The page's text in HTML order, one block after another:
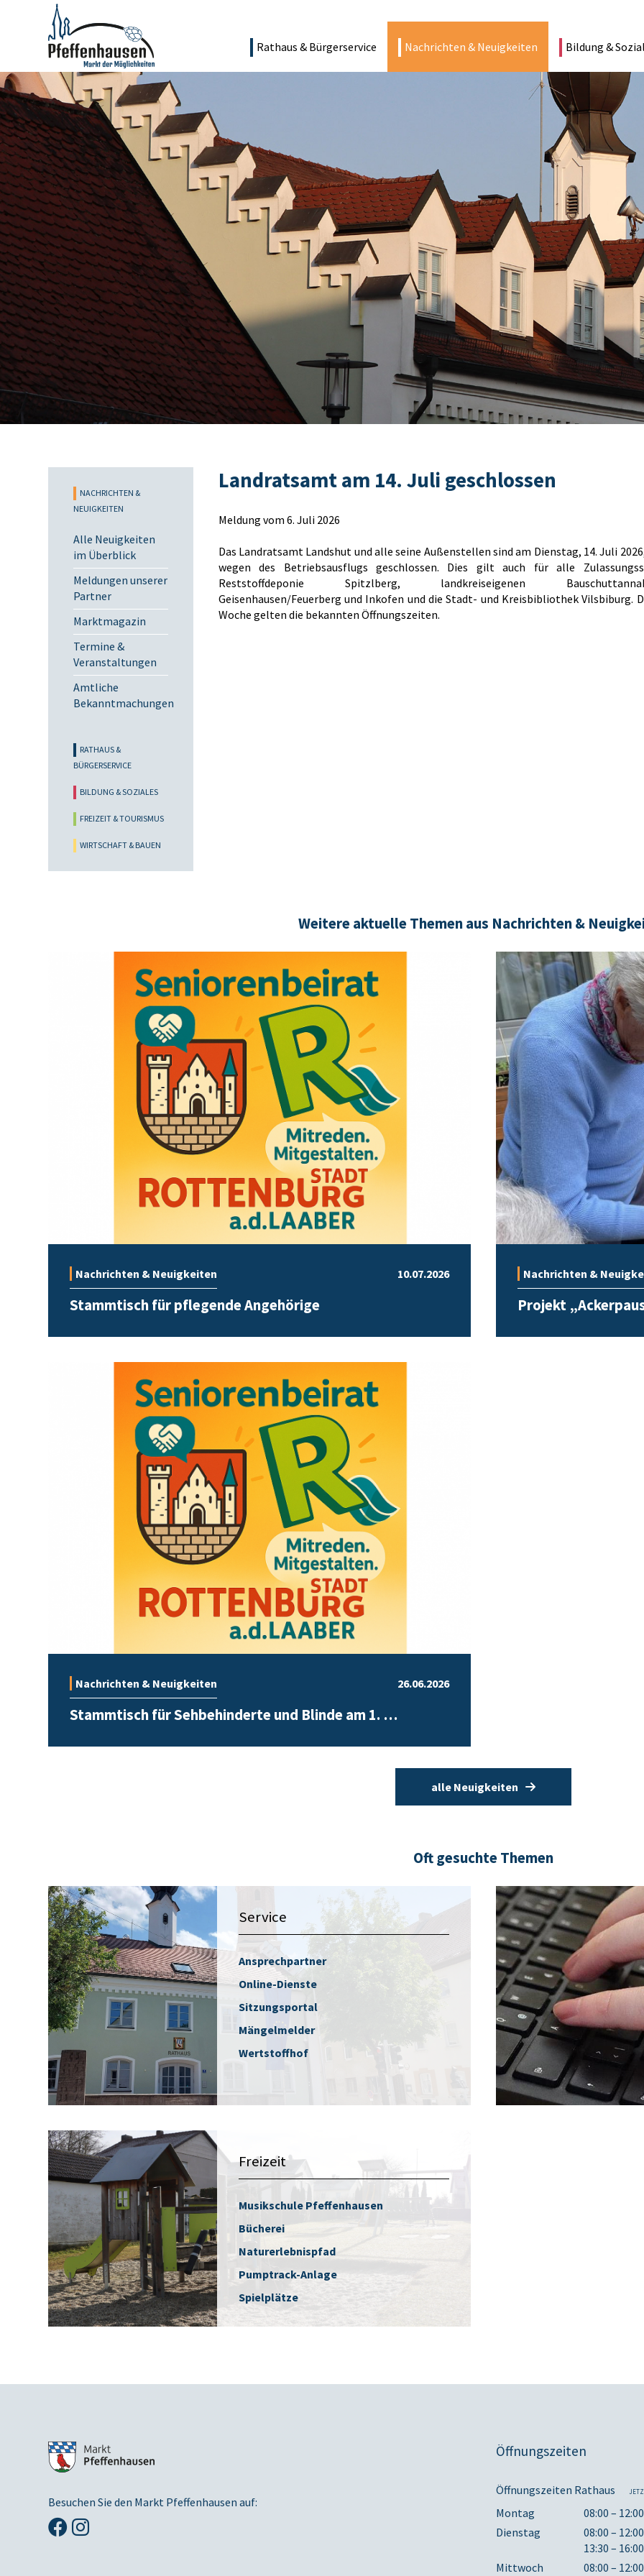
Rathaus & Bürgerservice Nachrichten & Neuigkeiten Bildung &
NACHRICHTEN &
NEUIGKEITEN
Alle Neuigkeiten
im Überblick
Meldungen unserer
Partner
Marktmagazin
Termine &
Veranstaltungen
Amtliche
Bekanntmachungen
RATHAUS &
BÜRGERSERVICE
BILDUNG & SOZIALES
FREIZEIT & TOURISMUS
WIRTSCHAFT & BAUEN
Landratsamt am 14. Juli geschlossen
Meldung vom 6. Juli 2026
Das Landratsamt Landshut und alle seine Außenstellen sind am Dienstag, 14. Juli
wegen des Betriebsausflugs geschlossen. Dies gilt auch für alle
Reststoffdeponie Spitzlberg, landkreiseigenen
Geisenhausen/Feuerberg und Inkofen und die Stadt- und Kreisbibliothek Vilsbiburg.
Woche gelten die bekannten Öffnungszeiten.
Weitere aktuelle Themen aus Nachrichten &
10.07.2026
Nachrichten & Neuigkeiten
Stammtisch für pflegende Angehörige
Nachrichten &
Projekt
26.06.2026
Nachrichten & Neuigkeiten
Stammtisch für Sehbehinderte und Blinde am 1. …
alle Neuigkeiten
Oft gesuchte Themen
Service
Ansprechpartner
Online-Dienste
Sitzungsportal
Mängelmelder
Wertstoffhof
Freizeit
Musikschule Pfeffenhausen
Bücherei
Naturerlebnispfad
Pumptrack-Anlage
Spielplätze
Besuchen Sie den Markt Pfeffenhausen auf:
Öffnungszeiten
Öffnungszeiten Rathaus
Montag
08:00 –
Dienstag
08:00 –
13:30 –
Mittwoch
08:00 –